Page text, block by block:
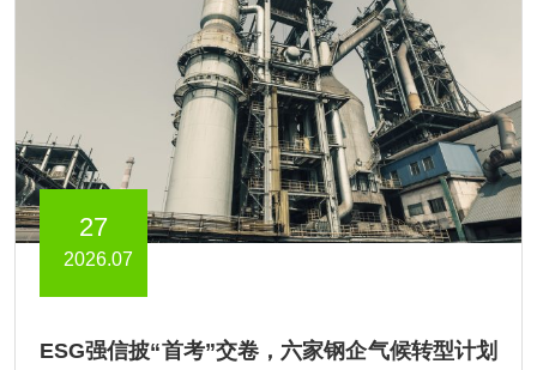
27
2026.07
ESG强信披“首考”交卷，六家钢企气候转型计划